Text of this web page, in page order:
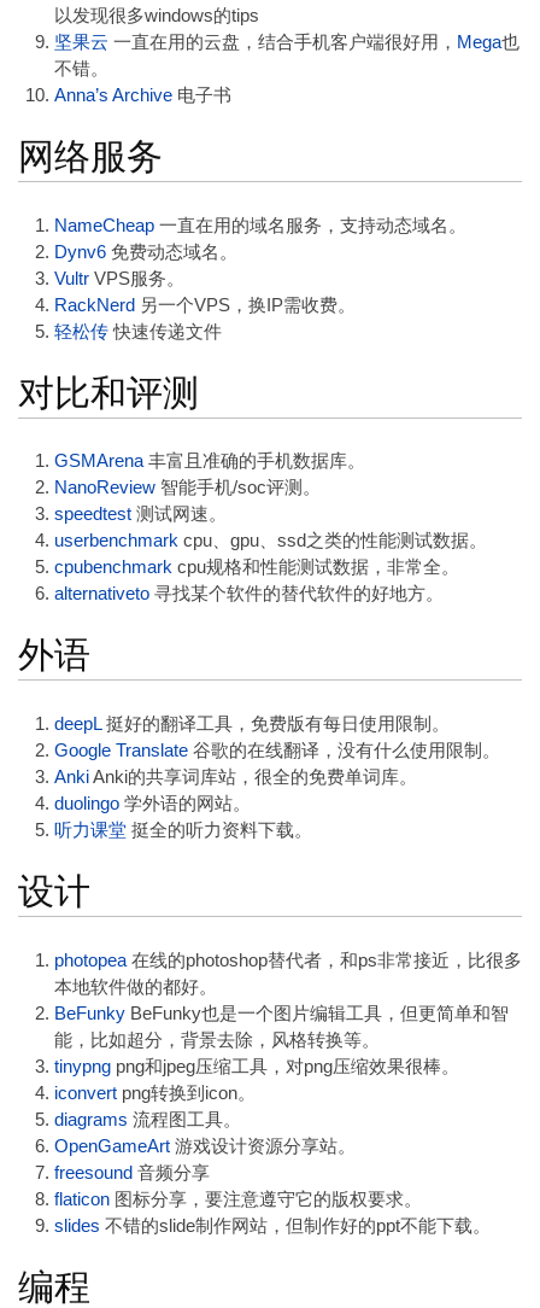
以发现很多windows的tips
坚果云 一直在用的云盘，结合手机客户端很好用， Mega也
不错。
Anna’s Archive 电子书
网络服务
NameCheap 一直在用的域名服务，支持动态域名。
Dynv6 免费动态域名。
Vultr VPS服务。
RackNerd 另一个VPS，换IP需收费。
轻松传快速传递文件
对比和评测
GSMArena丰富且准确的手机数据库。
NanoReview 智能手机/soc评测。
speedtest 测试网速。
userbenchmark cpu、gpu、ssd之类的性能测试数据。
cpubenchmark cpu规格和性能测试数据，非常全。
alternativeto 寻找某个软件的替代软件的好地方。
外语
deepL挺好的翻译工具，免费版有每日使用限制。
Google Translate 谷歌的在线翻译，没有什么使用限制。
AnkiAnki的共享词库站，很全的免费单词库。
duolingo 学外语的网站。
听力课堂 挺全的听力资料下载。
设计
photopea 在线的photoshop替代者，和ps非常接近，比很多
本地软件做的都好。
BeFunky BeFunky也是一个图片编辑工具，但更简单和智
能，比如超分，背景去除，风格转换等。
tinypng png和jpeg压缩工具，对png压缩效果很棒。
iconvert png转换到icon。
diagrams 流程图工具。
OpenGameArt 游戏设计资源分享站。
freesound 音频分享
flaticon 图标分享，要注意遵守它的版权要求。
slides 不错的slide制作网站，但制作好的ppt不能下载。
编程